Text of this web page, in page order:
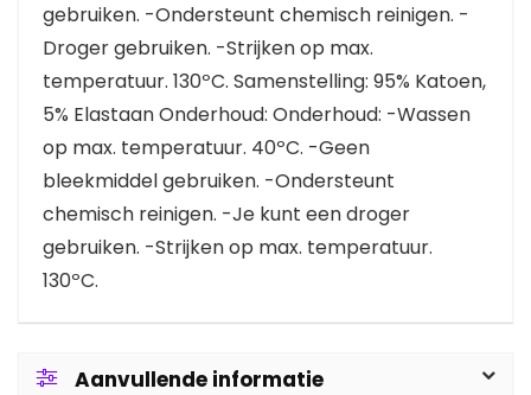
gebruiken. -Ondersteunt chemisch reinigen. -
Droger gebruiken. -Strijken op max.
temperatuur. 130ºC. Samenstelling: 95% Katoen,
5% Elastaan Onderhoud: Onderhoud: -Wassen
op max. temperatuur. 40ºC. -Geen
bleekmiddel gebruiken. -Ondersteunt
chemisch reinigen. -Je kunt een droger
gebruiken. -Strijken op max. temperatuur.
130ºC.
Aanvullende informatie